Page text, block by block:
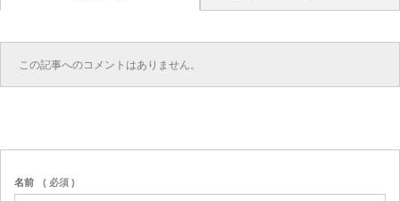
この記事へのコメントはありません。
名前 ( 必須 )